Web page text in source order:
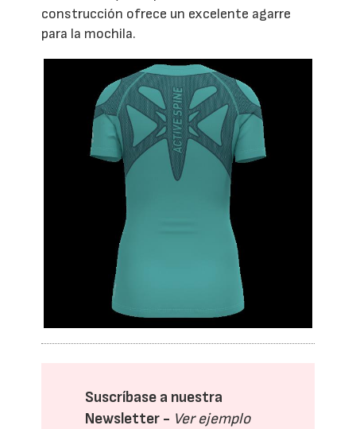
construcción ofrece un excelente agarre
para la mochila.
Suscríbase a nuestra
Newsletter - Ver ejemplo